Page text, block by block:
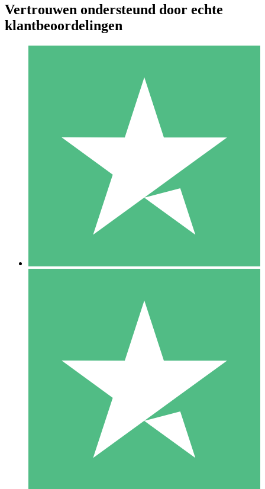
Individuele Creditpakketten
Betaal per gebruik met downloadtegoeden. Geen maandelijkse
1000
10 Downloaden
20 00
Vertrouwen ondersteund door echte
klantbeoordelingen